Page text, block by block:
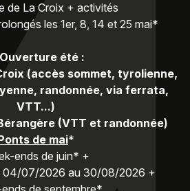
de La Croix + activités
les 1er, 8, 14 et 25 mai*
Ouverture été :
(accès sommet, tyrolienne,
randonnée, via ferrata,
VTT...)
(VTT et randonnée)
de mai*
ends de juin* +
04/07/2026 au 30/08/2026 +